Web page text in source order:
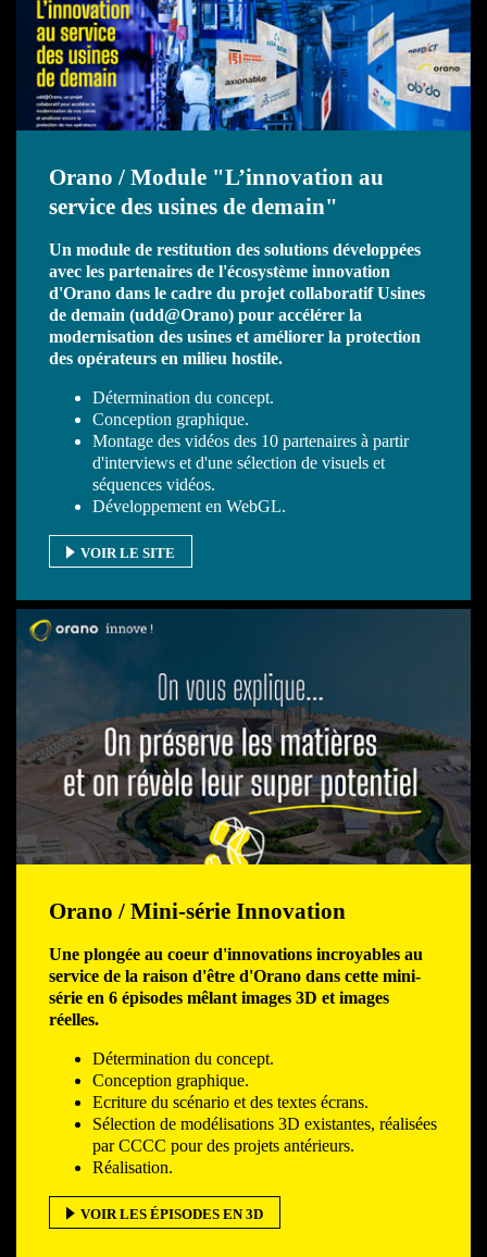
Orano / Module "L’innovation au
service des usines de demain"
Un module de restitution des solutions développées
avec les partenaires de l'écosystème innovation
d'Orano dans le cadre du projet collaboratif Usines
de demain (udd@Orano) pour accélérer la
modernisation des usines et améliorer la protection
des opérateurs en milieu hostile.
Détermination du concept.
Conception graphique.
Montage des vidéos des 10 partenaires à partir
d'interviews et d'une sélection de visuels et
séquences vidéos.
Développement en WebGL.
VOIR LE SITE
Orano / Mini-série Innovation
Une plongée au coeur d'innovations incroyables au
service de la raison d'être d'Orano dans cette mini-
série en 6 épisodes mêlant images 3D et images
réelles.
Détermination du concept.
Conception graphique.
Ecriture du scénario et des textes écrans.
Sélection de modélisations 3D existantes, réalisées
par CCCC pour des projets antérieurs.
Réalisation.
VOIR LES ÉPISODES EN 3D